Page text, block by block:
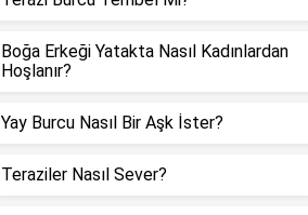
Boğa Erkeği Yatakta Nasıl Kadınlardan
Hoşlanır?
Yay Burcu Nasıl Bir Aşk İster?
Teraziler Nasıl Sever?